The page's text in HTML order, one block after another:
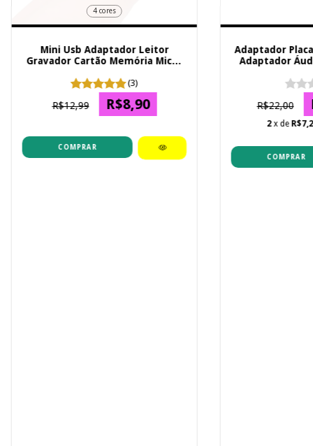
4 cores
Mini Usb Adaptador Leitor
Gravador Cartão Memória Micro
(3)
R$12,99 R$8,90
COMPRAR
Adaptador
Adaptador
R$22,00
2 x de